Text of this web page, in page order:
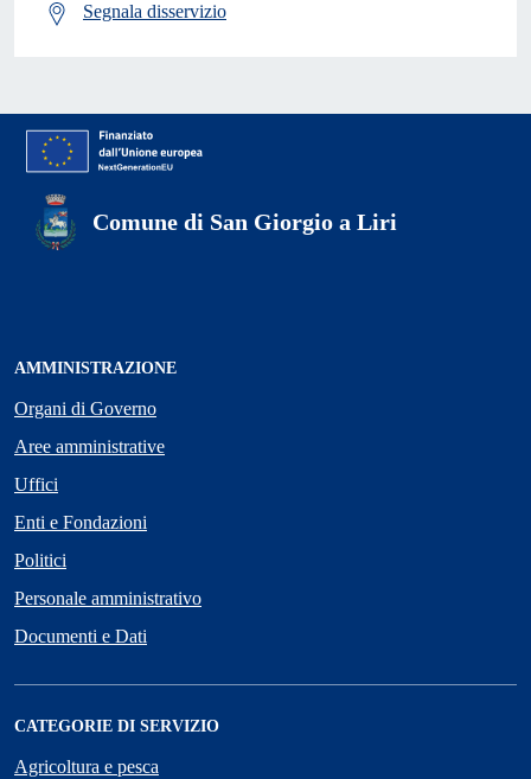
Segnala disservizio
Comune di San Giorgio a Liri
AMMINISTRAZIONE
Organi di Governo
Aree amministrative
Uffici
Enti e Fondazioni
Politici
Personale amministrativo
Documenti e Dati
CATEGORIE DI SERVIZIO
Agricoltura e pesca